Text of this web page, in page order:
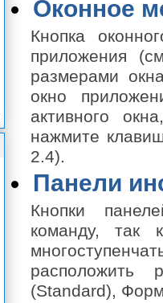
Оконное
Кнопка
приложения
размерами
окно
активного
нажмите
2.4).
Панели
Кнопки
команду, так
расположить
(Standard),